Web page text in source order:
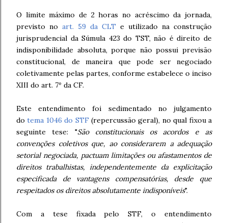
O limite máximo de 2 horas no acréscimo da jornada,
previsto no art. 59 da CLT e utilizado na construção
jurisprudencial da Súmula 423 do TST, não é direito de
indisponibilidade absoluta, porque não possui previsão
constitucional, de maneira que pode ser negociado
coletivamente pelas partes, conforme estabelece o inciso
XIII do art. 7º da CF.
Este entendimento foi sedimentado no julgamento
dotema 1046 do STF (repercussão geral), no qual fixou a
seguinte tese: "São constitucionais os acordos e as
convenções coletivos que, ao considerarem a adequação
setorial negociada, pactuam limitações ou afastamentos de
direitos trabalhistas, independentemente da explicitação
especificada de vantagens compensatórias, desde que
respeitados os direitos absolutamente indisponíveis".
Com a tese fixada pelo STF, o entendimento